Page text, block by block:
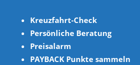
Kreuzfahrt-Check
Persönliche Beratung
Preisalarm
PAYBACK Punkte sammeln